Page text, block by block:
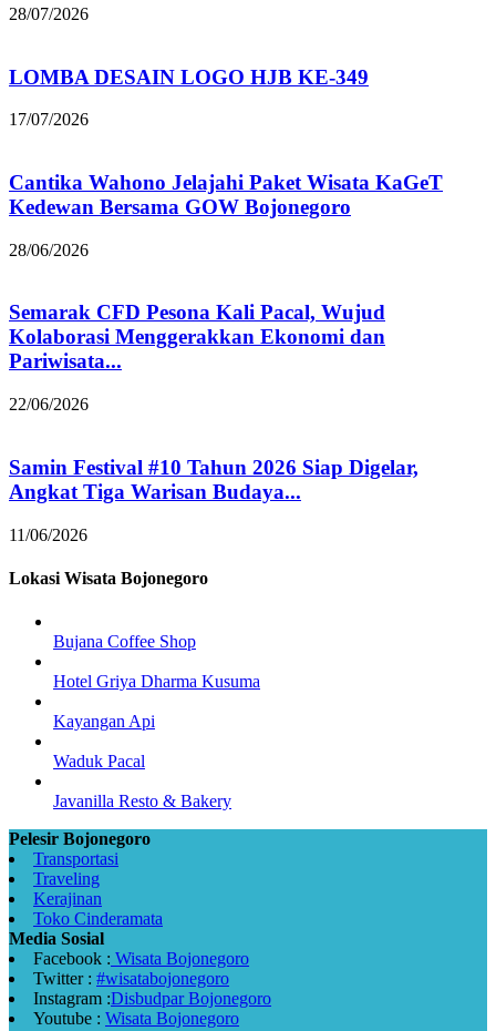
28/07/2026
LOMBA DESAIN LOGO HJB KE-349
17/07/2026
Cantika Wahono Jelajahi Paket Wisata KaGeT
Kedewan Bersama GOW Bojonegoro
28/06/2026
Semarak CFD Pesona Kali Pacal, Wujud
Kolaborasi Menggerakkan Ekonomi dan
Pariwisata...
22/06/2026
Samin Festival #10 Tahun 2026 Siap Digelar,
Angkat Tiga Warisan Budaya...
11/06/2026
Lokasi Wisata Bojonegoro
Bujana Coffee Shop
Hotel Griya Dharma Kusuma
Kayangan Api
Waduk Pacal
Javanilla Resto & Bakery
Pelesir Bojonegoro
Transportasi
Traveling
Kerajinan
Toko Cinderamata
Media Sosial
Facebook : Wisata Bojonegoro
Twitter : #wisatabojonegoro
Instagram :Disbudpar Bojonegoro
Youtube : Wisata Bojonegoro